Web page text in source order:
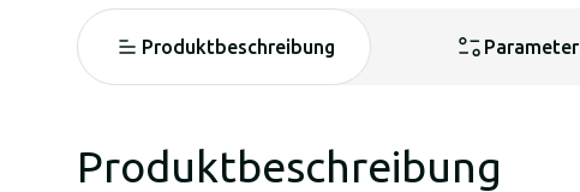
Produktbeschreibung Parameter
Produktbeschreibung